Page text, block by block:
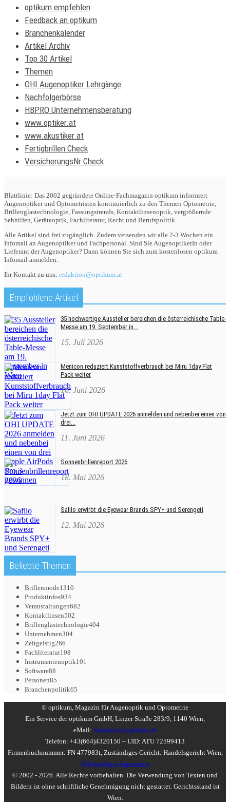
optikum empfehlen
Feedback an optikum
Branchenkalender
Artikel Archiv
Top 30 Artikel
Themen
OHI Augenoptiker Lehrgänge
Nachfolgerbörse
HBPRO Unternehmensberatung
www.optiker.at
www.akustiker.at
Fertigbrillen Check
VersicherungsNr Check
Blattlinie: Das 2002 gegründete Online-Fachmagazin optikum informiert
Augenoptiker und Optometristen kontinuierlich zu den Themen Optometrie,
Brillenglastechnologie, Fassungstrends, Kontaktlinsenoptik, vergrößernde
Sehhilfen, Geräteoptik, Fachliteratur, Recht und Berufspolitik.
Alle Artikel sind frei zugänglich. Zudem versenden wir alle 2-3 Wochen ein
Infomail an Augenoptiker und Fachpersonal. Sind Sie AugenoptikerIn oder
Lieferant der Augenoptiker? Dann können Sie sich zum kostenlosen optikum
Infomail anmelden.
Ihr Kontakt zu uns: redaktion@optikum.at
Empfohlene Artikel
35 hochwertige Aussteller bereichen die österreichische Table-
Messe am 19. September in...
15. Juli 2026
Menicon reduziert Kunststoffverbrauch bei Miru 1day Flat
Pack weiter
16. Juni 2026
Jetzt zum OHI UPDATE 2026 anmelden und nebenbei einen von
drei...
11. Juni 2026
Sonnenbrillenreport 2026
18. Mai 2026
Safilo erwirbt die Eyewear Brands SPY+ und Serengeti
12. Mai 2026
Beliebte Themen
Brillenmode1310
Produktinfos934
Veranstaltungen682
Kontaktlinsen502
Brillenglastechnologie404
Unternehmen304
Zeitgeistig266
Fachliteratur108
Instrumentenoptik101
Software88
Personen85
Branchenpolitik65
© optikum, Magazin für Augenoptik und Optometrie
Ein Service der optikum GmbH, Linzer Straße 283/9, 1140 Wien,
eMail: redaktion@optikum.at
Telefon: +43(664)4320150 – UID: ATU 72599413
Firmenbuchnummer: FN 477983t, Zuständiges Gericht: Handelsgericht Wien,
Vollständiges Impressum
© 2002 - 2026. Alle Rechte vorbehalten. Die Verwendung von Texten und
Bildern ist ohne schriftliche Genehmigung nicht gestattet. Gerichtsstand ist
Wien.